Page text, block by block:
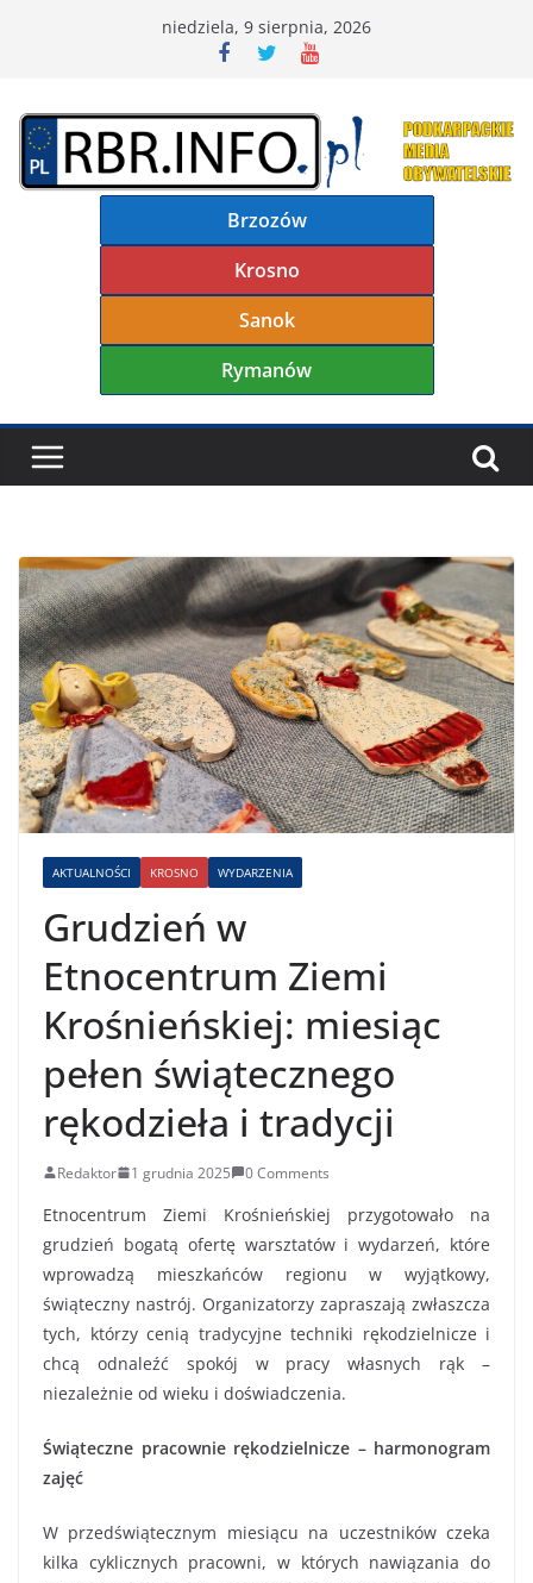
niedziela, 9 sierpnia, 2026
Brzozów
Krosno
Sanok
Rymanów
AKTUALNOŚCI KROSNO WYDARZENIA
Grudzień w
Etnocentrum Ziemi
Krośnieńskiej: miesiąc
pełen świątecznego
rękodzieła i tradycji
Redaktor 1 grudnia 2025 0 Comments
Etnocentrum Ziemi Krośnieńskiej przygotowało na
grudzień bogatą ofertę warsztatów i wydarzeń, które
wprowadzą mieszkańców regionu w wyjątkowy,
świąteczny nastrój. Organizatorzy zapraszają zwłaszcza
tych, którzy cenią tradycyjne techniki rękodzielnicze i
chcą odnaleźć spokój w pracy własnych rąk –
niezależnie od wieku i doświadczenia.
Świąteczne pracownie rękodzielnicze – harmonogram
zajęć
W przedświątecznym miesiącu na uczestników czeka
kilka cyklicznych pracowni, w których nawiązania do